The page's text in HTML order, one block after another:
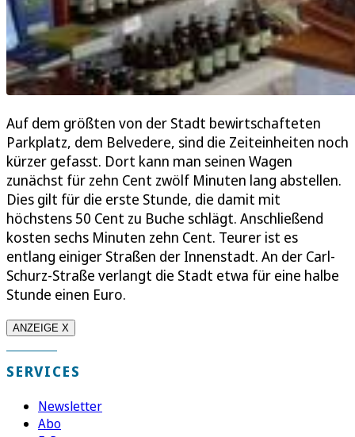
Auf dem größten von der Stadt bewirtschafteten
Parkplatz, dem Belvedere, sind die Zeiteinheiten noch
kürzer gefasst. Dort kann man seinen Wagen
zunächst für zehn Cent zwölf Minuten lang abstellen.
Dies gilt für die erste Stunde, die damit mit
höchstens 50 Cent zu Buche schlägt. Anschließend
kosten sechs Minuten zehn Cent. Teurer ist es
entlang einiger Straßen der Innenstadt. An der Carl-
Schurz-Straße verlangt die Stadt etwa für eine halbe
Stunde einen Euro.
ANZEIGE X
SERVICES
Newsletter
Abo